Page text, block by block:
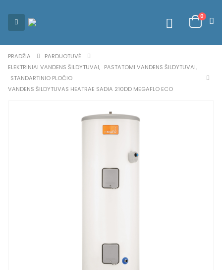
0
PRADŽIA
PARDUOTUVĖ
ELEKTRINIAI VANDENS ŠILDYTUVAI, PASTATOMI VANDENS ŠILDYTUVAI,
STANDARTINIO PLOČIO
VANDENS ŠILDYTUVAS HEATRAE SADIA 210DD MEGAFLO ECO